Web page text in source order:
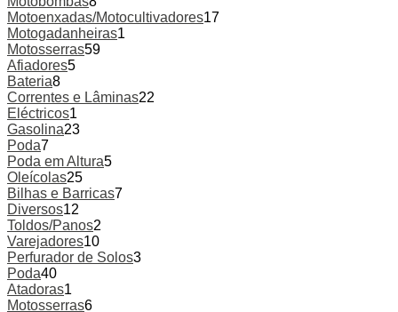
Motoenxadas/Motocultivadores17
Motogadanheiras1
Motosserras59
Afiadores5
Bateria8
Correntes e Lâminas22
Eléctricos1
Gasolina23
Poda7
Poda em Altura5
Oleícolas25
Bilhas e Barricas7
Diversos12
Toldos/Panos2
Varejadores10
Perfurador de Solos3
Poda40
Atadoras1
Motosserras6